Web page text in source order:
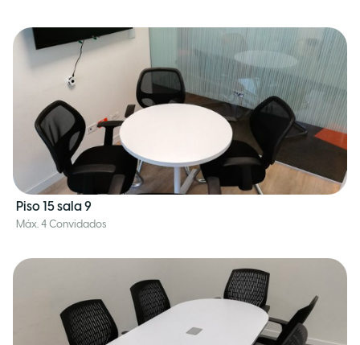
Piso 15 sala 9
Máx. 4 Convidados